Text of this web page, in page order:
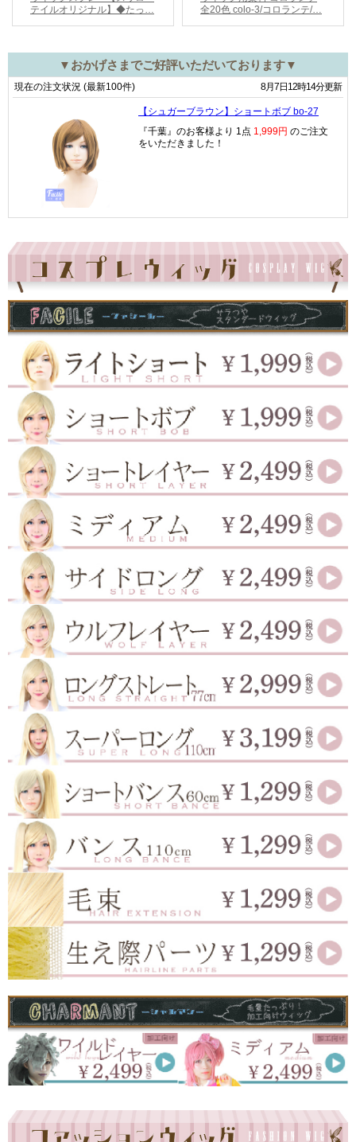
▼おかげさまでご好評いただいております▼